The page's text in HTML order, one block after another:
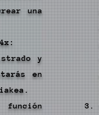
una
y
en